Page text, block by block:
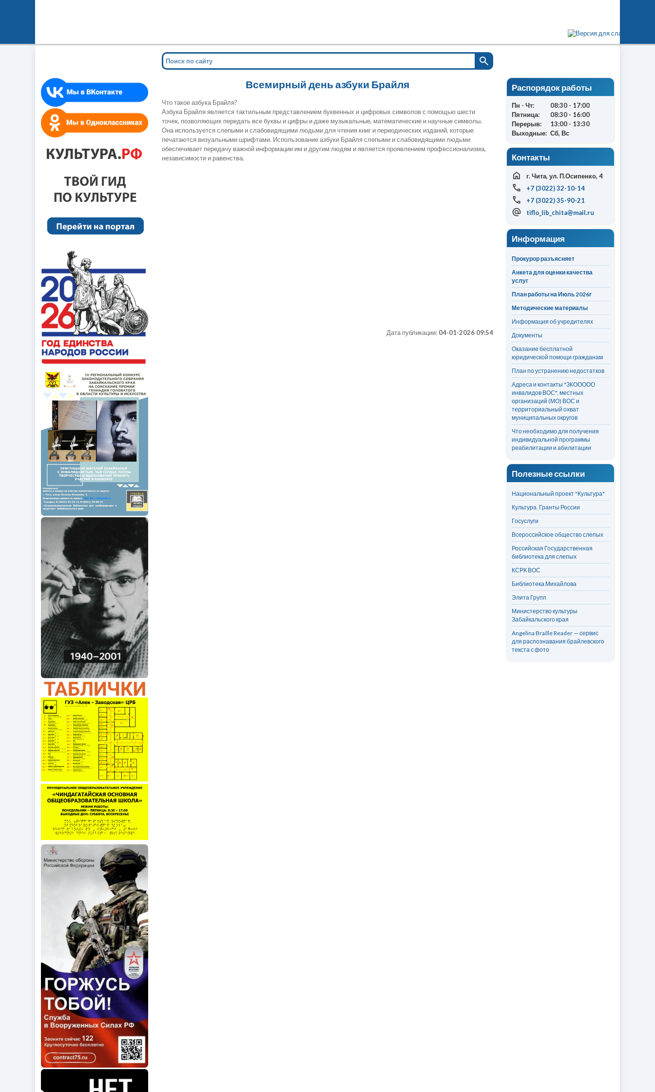
Всемирный день азбуки Брайля
Что такое азбука Брайля?
Азбука Брайля является тактильным представлением буквенных и цифровых символов с помощью шести
точек, позволяющих передать все буквы и цифры и даже музыкальные, математические и научные символы.
Она используется слепыми и слабовидящими людьми для чтения книг и периодических изданий, которые
печатаются визуальными шрифтами. Использование азбуки Брайля слепыми и слабовидящими людьми
обеспечивает передачу важной информации им и другим людям и является проявлением профессионализма,
независимости и равенства.
Дата публикации: 04-01-2026 09:54
Распорядок работы
Пн - Чт:
08:30 - 17:00
Пятница:
08:30 - 16:00
Перерыв:
13:00 - 13:30
Выходные: Сб, Вс
Контакты
г. Чита, ул. П.Осипенко, 4
+7 (3022) 32-10-14
+7 (3022) 35-90-21
tiflo_lib_chita@mail.ru
Информация
Прокурор разъясняет
Анкета для оценки качества
услуг
План работы на Июль 2026г
Методические материалы
Информация об учредителях
Документы
Оказание бесплатной
юридической помощи гражданам
План по устранению недостатков
Адреса и контакты "ЗКООООО
инвалидов ВОС", местных
организаций (МО) ВОС и
территориальный охват
муниципальных округов
Что необходимо для получения
индивидуальной программы
реабилитации и абилитации
Полезные ссылки
Национальный проект "Культура"
Культура. Гранты России
Госуслуги
Всероссийское общество слепых
Российская Государственная
библиотека для слепых
КСРК ВОС
Библиотека Михайлова
Элита Групп
Министерство культуры
Забайкальского края
Angelina Braille Reader — сервис
для распознавания брайлевского
текста с фото